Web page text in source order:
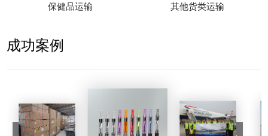
保健品运输 其他货类运输
成功案例